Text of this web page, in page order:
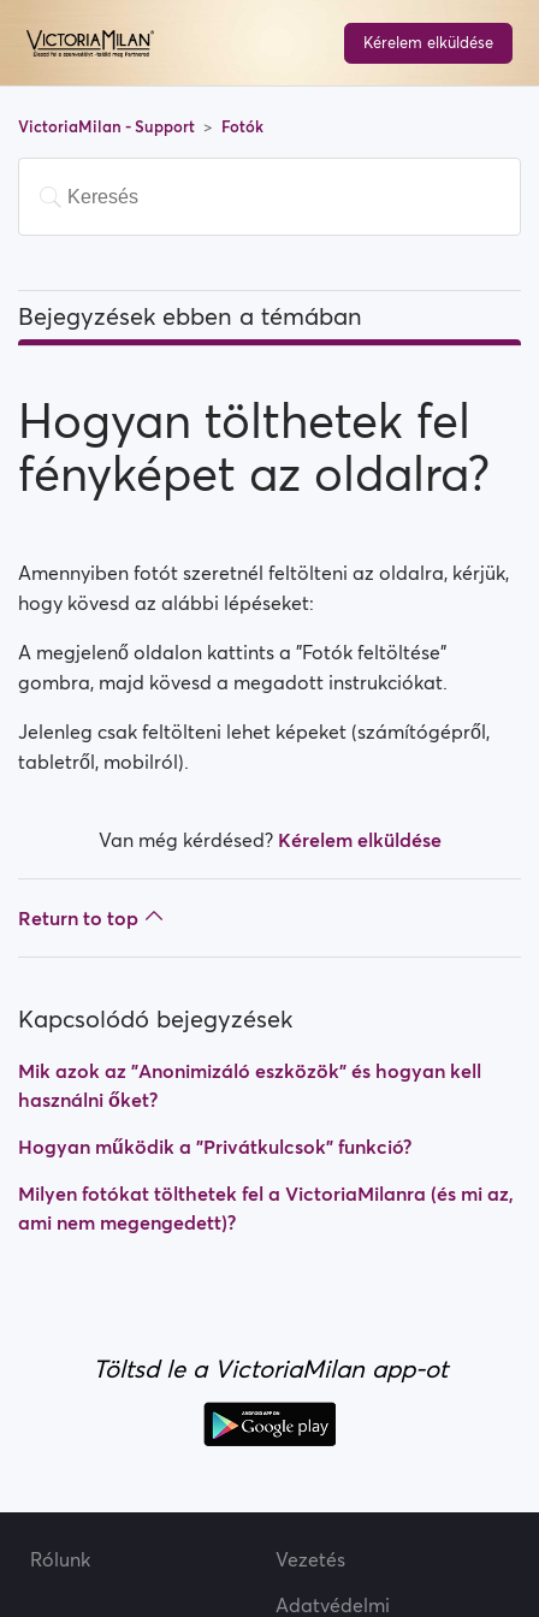
Kérelem elküldése
VictoriaMilan - Support Fotók
Bejegyzések ebben a témában
Milyen fotókat tölthetek fel a VictoriaMilanra (és mi
az, ami nem megengedett)?
Mik azok az "Anonimizáló eszközök" és hogyan kell
Hogyan működik a "Privátkulcsok" funkció?
Hogyan tölthetek fel
fényképet az oldalra?
Amennyiben fotót szeretnél feltölteni az oldalra, kérjük,
hogy kövesd az alábbi lépéseket:
A megjelenő oldalon kattints a "Fotók feltöltése"
gombra, majd kövesd a megadott instrukciókat.
Jelenleg csak feltölteni lehet képeket (számítógépről,
tabletről, mobilról).
Van még kérdésed? Kérelem elküldése
Return to top
Kapcsolódó bejegyzések
Mik azok az "Anonimizáló eszközök" és hogyan kell
használni őket?
Hogyan működik a "Privátkulcsok" funkció?
Milyen fotókat tölthetek fel a VictoriaMilanra (és mi az,
ami nem megengedett)?
Töltsd le a VictoriaMilan app-ot
Rólunk
Vezetés
Adatvédelmi